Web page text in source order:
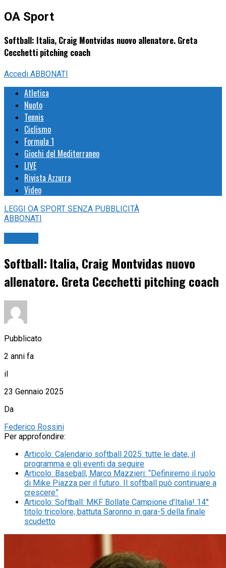
OA Sport
Softball: Italia, Craig Montvidas nuovo allenatore. Greta
Cecchetti pitching coach
Accedi ABBONATI
Atletica
Nuoto
Tennis
Ciclismo
Formula 1
Giochi del Mediterraneo
LIVE
Rivista Azzurra
Video
LEGGI OA SPORT SENZA PUBBLICITÀ
ABBONATI
Softball: Italia, Craig Montvidas nuovo
allenatore. Greta Cecchetti pitching coach
Pubblicato
2 anni fa
il
23 Gennaio 2025
Da
Federico Rossini
Per approfondire:
Articolo: Calendario softball 2025: tutte le date, il
programma e gli eventi da seguire
Articolo: Baseball, Marco Mazzieri: “Definiremo il ruolo
di Mike Piazza per il futuro. Il softball può continuare a
crescere”
Articolo: Softball: MKF Bollate Campione d’Italia! 14°
titolo tricolore, battuta Saronno in gara-5 della finale
scudetto